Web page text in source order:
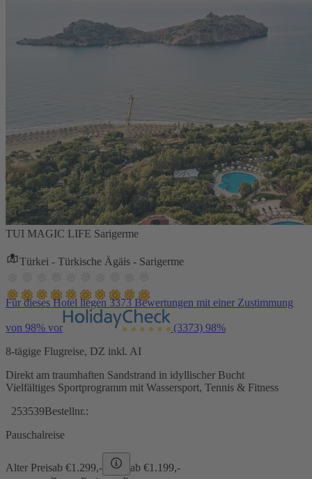
TUI MAGIC LIFE Sarigerme
Türkei - Türkische Ägäis - Sarigerme
Für dieses Hotel liegen 3373 Bewertungen mit einer Zustimmung
von 98% vor (3373) 98%
8-tägige Flugreise, DZ inkl. AI
Direkt am traumhaften Sandstrand in idyllischer Bucht
Vielfältiges Sportprogramm mit Wassersport, Tennis & Fitness
253539Bestellnr.:
Pauschalreise
Alter Preisab €1.299,- ab €1.199,-